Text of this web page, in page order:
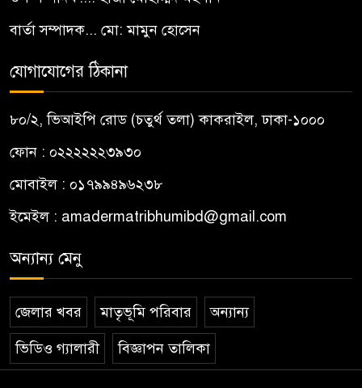
বার্তা সম্পাদক... মো: মামুন হোসেন
যোগাযোগের ঠিকানা
৮০/২, ভিআইপি রোড (চতুর্থ তলা) কাকরাইল, ঢাকা-১০০০
ফোন : ০২২২২২২৩৯৩০
মোবাইল : ০১৭৯৯৪৯৬২৩৮
ইমেইল : amadermatribhumibd@gmail.com
অন্যান্য মেনু
জেলার খবর মাতৃভূমি পরিবার অন্যান্য
ভিডিও গ্যালারী বিজ্ঞাপন তালিকা